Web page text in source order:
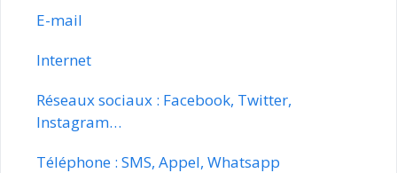
E-mail
Internet
Réseaux sociaux : Facebook, Twitter,
Instagram…
Téléphone : SMS, Appel, Whatsapp